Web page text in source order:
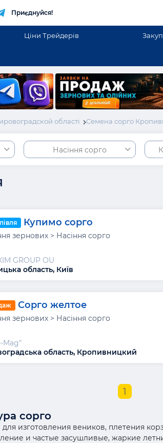
Приєднуйся!
Ціни Трейдерів
області Семена сорго
Насіння сорго
Купимо сорго
зернових > Насіння сорго
GROUP ОU
область, Київ
Сорго желтое
зернових > Насіння сорго
Mag"
область, Кропивницкий
1
сорго
изготовления веников, плетения
и частые засушливые, жаркие